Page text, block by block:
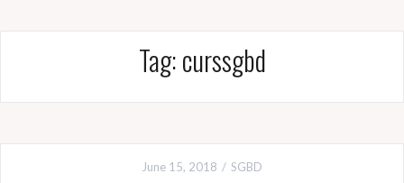
Tag:curssgbd
June 15, 2018 SGBD